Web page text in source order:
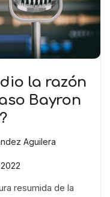
dio la razón
Bayron
Aguilera
resumida de la